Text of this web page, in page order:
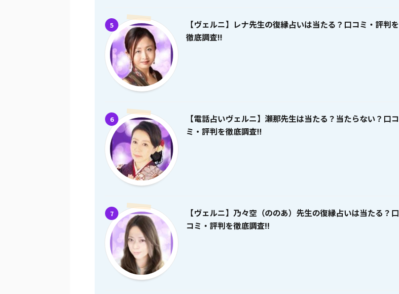
5
【ヴェルニ】レナ先生の復縁占いは当たる？口コミ・評判を
徹底調査!!
6
【電話占いヴェルニ】瀬那先生は当たる？当たらない？口コ
ミ・評判を徹底調査!!
7
【ヴェルニ】乃々空（ののあ）先生の復縁占いは当たる？口
コミ・評判を徹底調査!!